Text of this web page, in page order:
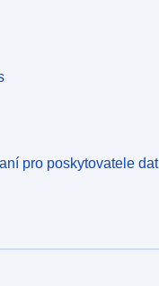
pro poskytovatele dat